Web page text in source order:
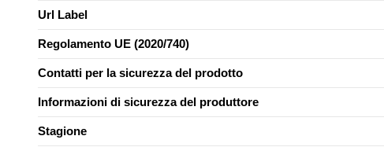
Url Label
Regolamento UE (2020/740)
Contatti per la sicurezza del prodotto
Informazioni di sicurezza del produttore
Stagione